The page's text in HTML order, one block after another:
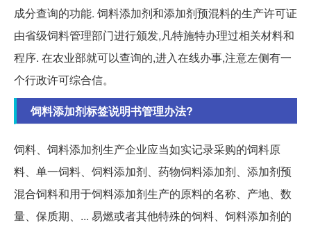
成分查询的功能. 饲料添加剂和添加剂预混料的生产许可证
由省级饲料管理部门进行颁发,凡特施特办理过相关材料和
程序. 在农业部就可以查询的,进入在线办事,注意左侧有一
个行政许可综合信。
饲料添加剂标签说明书管理办法?
饲料、饲料添加剂生产企业应当如实记录采购的饲料原
料、单一饲料、饲料添加剂、药物饲料添加剂、添加剂预
混合饲料和用于饲料添加剂生产的原料的名称、产地、数
量、保质期、... 易燃或者其他特殊的饲料、饲料添加剂的